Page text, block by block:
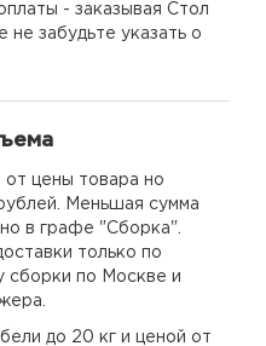
- заказывая Стол
забудьте указать о
от цены товара но
Меньшая сумма
в графе "Сборка".
только по
сборки по Москве и
до 20 кг и ценой от